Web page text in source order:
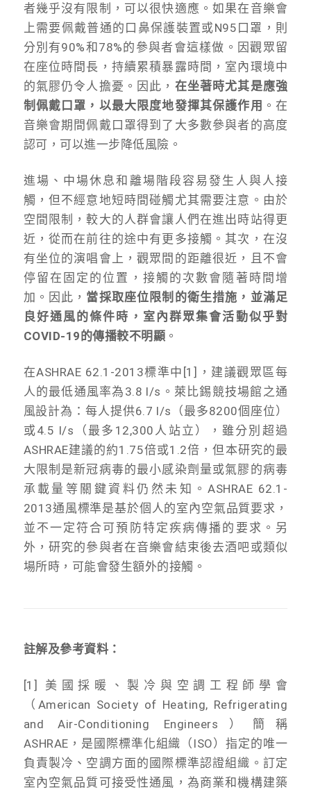
者幾乎沒有限制，可以很快適應。如果在音樂會
上需要佩戴普通的口鼻保護裝置或N95口罩，則
分別有90%和78%的參與者會這樣做。因觀眾留
在座位時間長，持續累積暴露時間，室內環境中
的氣膠仍令人擔憂。因此， 在坐著時尤其是應強
制佩戴口罩，以最大限度地發揮其保護作用 。在
音樂會期間佩戴口罩得到了大多數參與者的高度
認可，可以進一步降低風險。
進場、中場休息和離場階段容易發生人與人接
觸，但不經意地短時間碰觸尤其需要注意。由於
空間限制，較大的人群會讓人們在進出時站得更
近，從而在前往的途中有更多接觸。其次，在沒
有坐位的演唱會上，觀眾間的距離很近，且不會
停留在固定的位置，接觸的次數會隨著時間增
加。因此， 當採取座位限制的衛生措施，並滿足
良好通風的條件時，室內群眾集會活動似乎對
COVID-19的傳播較不明顯 。
在ASHRAE 62.1-2013標準中[1]，建議觀眾區每
人的最低通風率為3.8 l/s。萊比錫競技場館之通
風設計為：每人提供6.7 l/s（最多8200個座位）
或4.5 l/s（最多12,300人站立），雖分別超過
ASHRAE建議的約1.75倍或1.2倍，但本研究的最
大限制是新冠病毒的最小感染劑量或氣膠的病毒
承載量等關鍵資料仍然未知。ASHRAE 62.1-
2013通風標準是基於個人的室內空氣品質要求，
並不一定符合可預防特定疾病傳播的要求。另
外，研究的參與者在音樂會結束後去酒吧或類似
場所時，可能會發生額外的接觸。
註解及參考資料：
[1] 美國採暖、製冷與空調工程師學會
（American Society of Heating, Refrigerating
and Air-Conditioning Engineers）簡稱
ASHRAE，是國際標準化組織（ISO）指定的唯一
負責製冷、空調方面的國際標準認證組織。訂定
室內空氣品質可接受性通風，為商業和機構建築